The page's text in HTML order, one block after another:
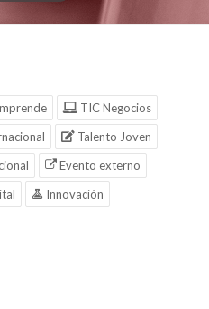
TIC Negocios
Talento Joven
Evento externo
Innovación